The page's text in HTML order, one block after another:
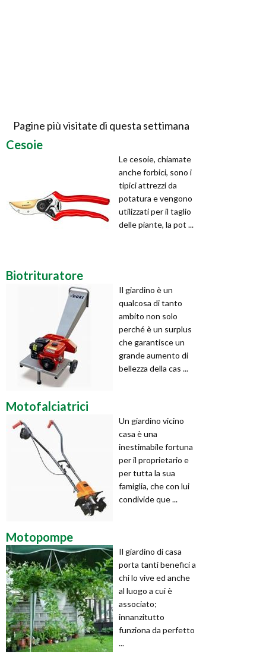
Pagine più visitate di questa settimana
Cesoie
Le cesoie, chiamate
anche forbici, sono i
tipici attrezzi da
potatura e vengono
utilizzati per il taglio
delle piante, la pot ...
Biotrituratore
Il giardino è un
qualcosa di tanto
ambito non solo
perché è un surplus
che garantisce un
grande aumento di
bellezza della cas ...
Motofalciatrici
Un giardino vicino
casa è una
inestimabile fortuna
per il proprietario e
per tutta la sua
famiglia, che con lui
condivide que ...
Motopompe
Il giardino di casa
porta tanti benefici a
chi lo vive ed anche
al luogo a cui è
associato;
innanzitutto
funziona da perfetto
...